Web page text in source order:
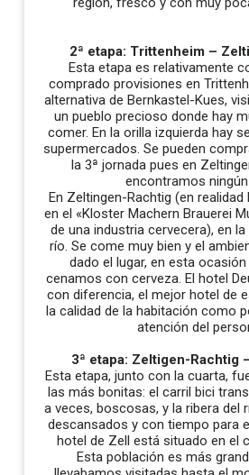
2ª etapa: Trittenheim –
Esta etapa es relativamente
comprado provisiones en
alternativa de Bernkastel-Kues,
un pueblo precioso donde hay
comer. En la orilla izquierda hay
supermercados. Se pueden
la 3ª jornada pues en
encontramos
En Zeltingen-Rachtig (en
en el «Kloster Machern Brauerei
de una industria cervecera), en la
río. Se come muy bien y el
dado el lugar, en esta
cenamos con cerveza. El hotel
con diferencia, el mejor hotel de
la calidad de la habitación como
atención del
3ª etapa: Zeltigen-Rachtig
Esta etapa, junto con la cuarta,
las más bonitas: el carril bici
a veces, boscosas, y la ribera del
descansados y con tiempo para
hotel de Zell está situado en el
Esta población es más